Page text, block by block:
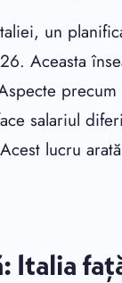
un
Aceasta
salariul
lucru
Italia